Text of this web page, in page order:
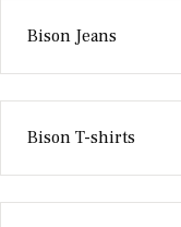
Bison Jeans
Bison T-shirts